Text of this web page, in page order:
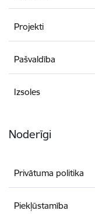
Projekti
Pašvaldība
Izsoles
Noderīgi
Privātuma politika
Piekļūstamība